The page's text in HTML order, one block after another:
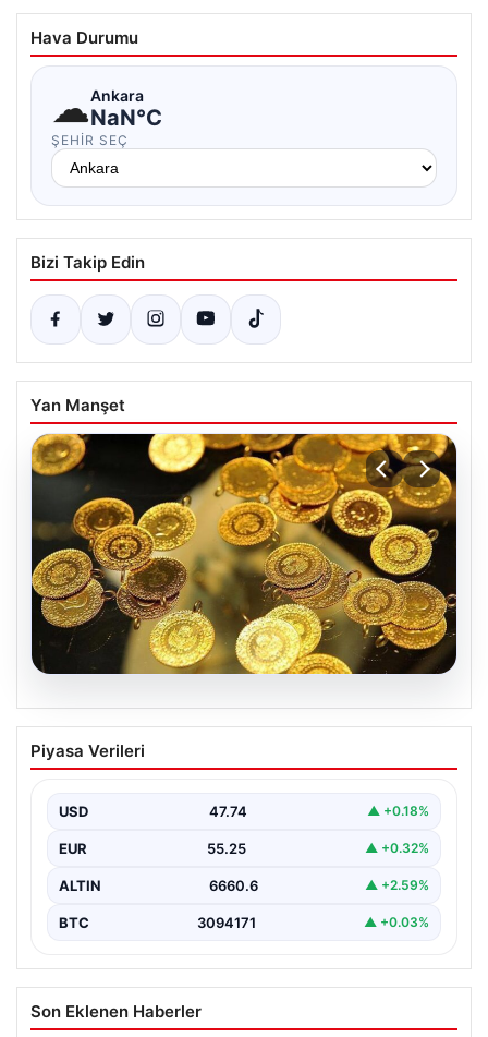
Hava Durumu
☁Ankara
NaN°C
ŞEHIR SEÇ
Bizi Takip Edin
Yan Manşet
Altın fiyatları canlı 7 Nisan 2026: Altın
fiyatları bugün ne kadar oldu?
Piyasa Verileri
USD 47.74 ▲ +0.18%
EUR 55.25 ▲ +0.32%
ALTIN 6660.6 ▲ +2.59%
BTC 3094171 ▲ +0.03%
Son Eklenen Haberler